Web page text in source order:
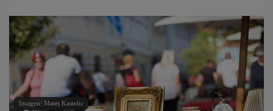
Imagen: Matej Kastelic